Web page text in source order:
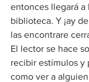
entonces llegará a
biblioteca. Y ¡ay
las encontrare
El lector se hace
recibir estímulos y
como ver a